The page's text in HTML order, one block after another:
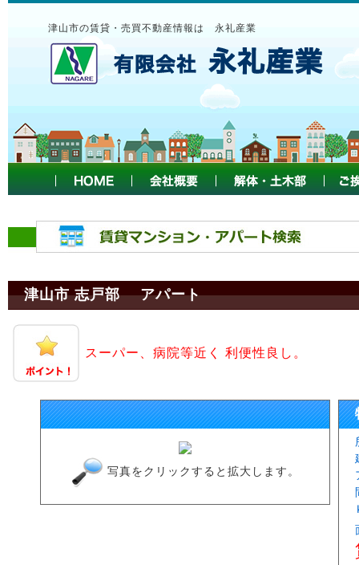
津山市の賃貸・売買不動産情報は 永礼産業
津山市 志戸部 アパート
スーパー、病院等近く 利便性良し。
写真をクリックすると拡大します。